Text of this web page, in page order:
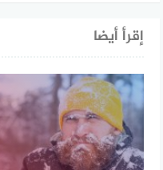
إقرأ أيضا